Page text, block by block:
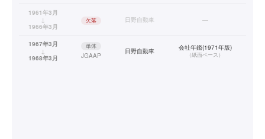
1961年3月
↓
1966年3月
欠落 日野自動車 —
1967年3月
↓
1968年3月
単体
JGAAP
日野自動車 会社年鑑(1971年版)
（紙面ベース）